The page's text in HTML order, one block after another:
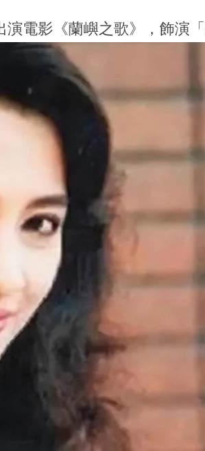
電影《蘭嶼之歌》，飾演